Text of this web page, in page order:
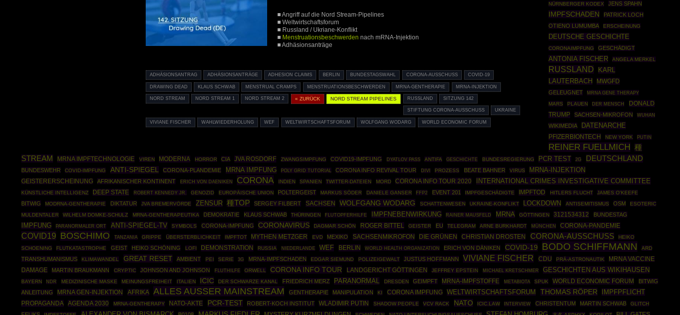
■ Angriff auf die Nord Stream-Pipelines
■ Weltwirtschaftsforum
■ Russland / Ukriane-Konflikt
■ Menstruationsbeschwerden nach mRNA-Injektion
■ Adhäsionsanträge
ADHÄSIONSANTRAG ADHÄSIONSANTRÄGE ADHESION CLAIMS BERLIN BUNDESTAGSWAHL CORONA-AUSSCHUSS COVID-19
DRAWING DEAD KLAUS SCHWAB MENSTRUAL CRAMPS MENSTRUATIONSBESCHWERDEN MRNA-GENTHERAPIE MRNA-INJEKTION
NORD STREAM NORD STREAM 1 NORD STREAM 2 « ZURÜCK NORD STREAM PIPELINES RUSSLAND SITZUNG 142
STIFTUNG CORONA-AUSSCHUSS UKRAINE
VIVIANE FISCHER WAHLWIEDERHOLUNG WEF WELTWIRTSCHAFTSFORUM WOLFGANG WODARG WORLD ECONOMIC FORUM
NÜRNBERGER KODEX
JENS SPAHN
IMPFSCHADEN
PATRICK LOCH
OTIENO LUMUMBA
ERSCHEINUNG
DEUTSCHE GESCHICHTE
CORONAIMPFUNG GESCHÄDIGT
ANTONIA FISCHER ANGELA MERKEL
RUSSLAND
KARL
LAUTERBACH
MWGFD
GELEUGNET
MRNA GENE THERAPY
MARS
PLAUEN DER MENSCH
DONALD
TRUMP
SACHSEN-MIKROFON WUHAN
WIKIMEDIA DATENARCHE
PFIZERBIONTECH NEW YORK PUTIN
REINER FUELLMICH 種
STREAM
MRNA IMPFTECHNOLOGIE VIREN MODERNA HORROR CIA JVA ROSDORF ZWANGSIMPFUNG COVID19-IMPFUNG DYATLOV PASS ANTIFA GESCHICHTE BUNDESREGIERUNG PCR TEST 2G DEUTSCHLAND
BUNDESWEHR COVID-IMPFUNG ANTI-SPIEGEL CORONA-PLANDEMIE MRNA IMPFUNG POLY GRID TUTORIAL CORONA INFO REVIVAL TOUR DIVI PROZESS BEATE BAHNER VIRUS MRNA-INJEKTION
GEISTERERSCHEINUNG AFRIKANISCHER KONTINENT ERICH VON DAENIKEN CORONA INDIEN SPANIEN TWITTER-DATEIEN MORD CORONA INFO TOUR 2020 INTERNATIONAL CRIMES INVESTIGATIVE COMMITTEE
KÜNSTLICHE INTELLIGENZ DEEP STATE ROBERT KENNEDY JR. GENOZID EUROPÄISCHE UNION POLTERGEIST MARKUS SÖDER DANIELE GANSER FFP2 EVENT 201 IMPFGESCHÄDIGTE IMPFTOD HITLERS FLUCHT JAMES O'KEEFE
BITWIG MODRNA-GENTHERAPIE DIKTATUR JVA BREMERVÖRDE ZENSUR 種TOP SERGEY FILBERT SACHSEN WOLFGANG WODARG SCHATTENWESEN UKRAINE-KONFLIKT LOCKDOWN ANTISEMITISMUS OSM
ESOTERIC
MULDENTALER
WILHELM DOMKE-SCHULZ MRNA-GENTHERAPEUTIKA DEMOKRATIE KLAUS SCHWAB THÜRINGEN FLUTOPFERHILFE IMPFNEBENWIRKUNG RAINER MAUSFELD MRNA GÖTTINGEN 3121534312 BUNDESTAG
IMPFUNG PARANORMALER ORT ANTI-SPIEGEL-TV SYMBOLS CORONA-IMPFUNG CORONAVIRUS DAGMAR SCHÖN ROGER BITTEL GEISTER EU TELEGRAM ARNE BURKHARDT MÜNCHEN CORONA-PANDEMIE
COVID19 BOSCHIMO TANZANIA GRIPPE ÜBERSTERBLICHKEIT IMPFTOT MYTHEN METZGER EVD MEXIKO SACHSENMIKROFON DIE GRÜNEN CHRISTIAN DROSTEN CORONA-AUSSCHUSS
HEIKO
SCHOENING
FLUTKATASTROPHE GEIST HEIKO SCHÖNING LOFI DEMONSTRATION RUSSIA NIEDERLANDE WEF BERLIN WORLD HEALTH ORGANIZATION ERICH VON DÄNIKEN COVID-19 BODO SCHIFFMANN ARD
TRANSHUMANISMUS KLIMAWANDEL GREAT RESET AMBIENT PEI SERIE 3G MRNA-IMPFSCHADEN EDGAR SIEMUND POLIZEIGEWALT JUSTUS HOFFMANN VIVIANE FISCHER CDU PRÄ-ASTRONAUTIK
MRNA VACCINE
DAMAGE
MARTIN BRAUKMANN CRYPTIC JOHNSON AND JOHNSON FLUTHILFE ORWELL CORONA INFO TOUR LANDGERICHT GÖTTINGEN JEFFREY EPSTEIN MICHAEL KRETSCHMER GESCHICHTEN AUS WIKIHAUSEN
BAYERN NDR MEDIZINISCHE MASKE MEINUNGSFREIHEIT ITALIEN ICIC DER SCHWARZE KANAL FRIEDRICH MERZ PARANORMAL DRESDEN GEIMPFT MRNA-IMPFSTOFFE METABIOTA SPUK WORLD ECONOMIC FORUM
BITWIG
ANLEITUNG
MRNA GEN-INJEKTION AFRIKA ALLES AUSSER MAINSTREAM GENTHERAPIE MANIPULATION KI CORONA IMPFUNG WELTWIRTSCHAFTSFORUM THOMAS RÖPER IMPFPFLICHT
PROPAGANDA AGENDA 2030 MRNA-GENTHERAPY NATO-AKTE PCR-TEST ROBERT-KOCH INSTITUT WLADIMIR PUTIN SHADOW PEOPLE VCV RACK NATO ICIC.LAW INTERVIEW CHRISTENTUM MARTIN SCHWAB GLITCH